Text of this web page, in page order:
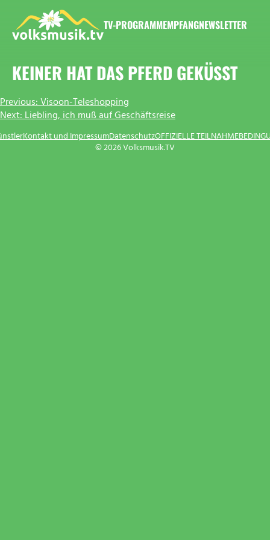
Inhalt
springen
TV-PROGRAMMEMPFANGNEWSLETTER
KEINER HAT DAS PFERD GEKÜSST
BEITRAGSNAVIGATION
Previous:Visoon-Teleshopping
Next:Liebling, ich muß auf Geschäftsreise
© 2026 Volksmusik.TV
Kontakt und ImpressumDatenschutzOFFIZIELLE